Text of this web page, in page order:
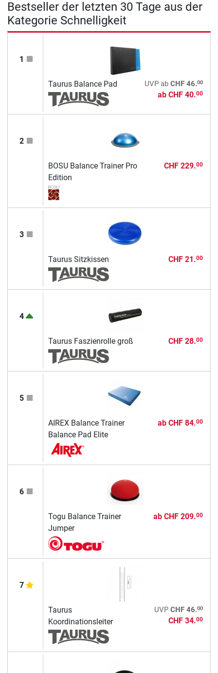
Bestseller der letzten 30 Tage aus der
Kategorie Schnelligkeit
1
Taurus Balance Pad UVPab CHF 46.00
ab CHF 40.00
2
BOSU Balance Trainer Pro
Edition
CHF 229.00
3
Taurus Sitzkissen CHF 21.00
4
Taurus Faszienrolle groß CHF 28.00
5
AIREX Balance Trainer
Balance Pad Elite
ab CHF 84.00
6
Togu Balance Trainer
Jumper
ab CHF 209.00
7
Taurus
Koordinationsleiter
UVP CHF 46.00
CHF 34.00